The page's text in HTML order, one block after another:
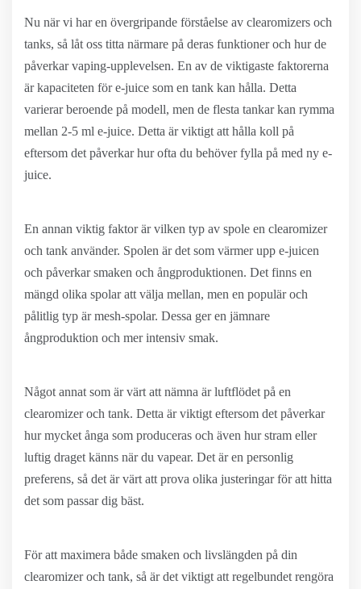
Nu när vi har en övergripande förståelse av clearomizers och
tanks, så låt oss titta närmare på deras funktioner och hur de
påverkar vaping-upplevelsen. En av de viktigaste faktorerna
är kapaciteten för e-juice som en tank kan hålla. Detta
varierar beroende på modell, men de flesta tankar kan rymma
mellan 2-5 ml e-juice. Detta är viktigt att hålla koll på
eftersom det påverkar hur ofta du behöver fylla på med ny e-
juice.
En annan viktig faktor är vilken typ av spole en clearomizer
och tank använder. Spolen är det som värmer upp e-juicen
och påverkar smaken och ångproduktionen. Det finns en
mängd olika spolar att välja mellan, men en populär och
pålitlig typ är mesh-spolar. Dessa ger en jämnare
ångproduktion och mer intensiv smak.
Något annat som är värt att nämna är luftflödet på en
clearomizer och tank. Detta är viktigt eftersom det påverkar
hur mycket ånga som produceras och även hur stram eller
luftig draget känns när du vapear. Det är en personlig
preferens, så det är värt att prova olika justeringar för att hitta
det som passar dig bäst.
För att maximera både smaken och livslängden på din
clearomizer och tank, så är det viktigt att regelbundet rengöra